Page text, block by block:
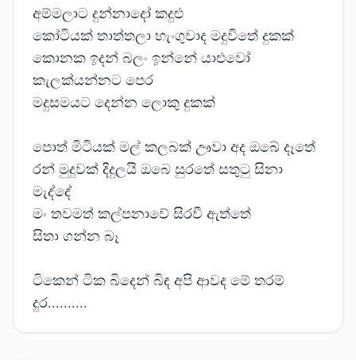
අම්මලාට දුන්නාදෝ කදුළු
කෝටියක් තාත්තලා හැංගුවාද මදුවිතේ දුකක්
කොනක ඉදන් බලං ඉන්නේ යාළුවෝ
කැලක්යන්නට පෙර
මදුසමයට දෙන්න ලොකු දුකක්
පොත් මිටියක් මල් කලබක් ඌවා අද ඔබේ දෑතේ
රන් මුදුවක් දිදුලයි ඔබෙ සුරතේ සතුටු සිනා
මැද්දේ
මං තවමත් කල්පනාවේ සිරවී ඇත්තේ
සිතා ගන්න බෑ
ටිකෙන් ටික බිදෙන් බිඳ අපි ආවද මේ තරම්
දුර..........